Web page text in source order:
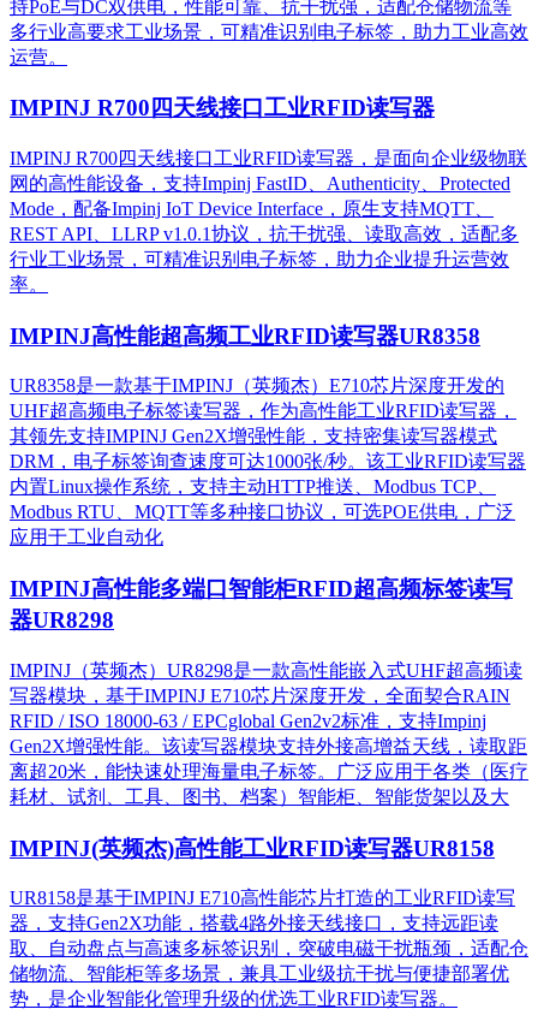
持PoE与DC双供电，性能可靠、抗干扰强，适配仓储物流等
多行业高要求工业场景，可精准识别电子标签，助力工业高效
运营。​
IMPINJ R700四天线接口工业RFID读写器
IMPINJ R700四天线接口工业RFID读写器，是面向企业级物联
网的高性能设备，支持Impinj FastID、Authenticity、Protected
Mode，配备Impinj IoT Device Interface，原生支持MQTT、
REST API、LLRP v1.0.1协议，抗干扰强、读取高效，适配多
行业工业场景，可精准识别电子标签，助力企业提升运营效
率。
IMPINJ高性能超高频工业RFID读写器UR8358
UR8358是一款基于IMPINJ（英频杰）E710芯片深度开发的
UHF超高频电子标签读写器，作为高性能工业RFID读写器，
其领先支持IMPINJ Gen2X增强性能，支持密集读写器模式
DRM，电子标签询查速度可达1000张/秒。该工业RFID读写器
内置Linux操作系统，支持主动HTTP推送、Modbus TCP、
Modbus RTU、MQTT等多种接口协议，可选POE供电，广泛
应用于工业自动化
IMPINJ高性能多端口智能柜RFID超高频标签读写
器UR8298
IMPINJ（英频杰）UR8298是一款高性能嵌入式UHF超高频读
写器模块，基于IMPINJ E710芯片深度开发，全面契合RAIN
RFID / ISO 18000-63 / EPCglobal Gen2v2标准，支持Impinj
Gen2X增强性能。该读写器模块支持外接高增益天线，读取距
离超20米，能快速处理海量电子标签。广泛应用于各类（医疗
耗材、试剂、工具、图书、档案）智能柜、智能货架以及大
IMPINJ(英频杰)高性能工业RFID读写器UR8158
UR8158是基于IMPINJ E710高性能芯片打造的工业RFID读写
器，支持Gen2X功能，搭载4路外接天线接口，支持远距读
取、自动盘点与高速多标签识别，突破电磁干扰瓶颈，适配仓
储物流、智能柜等多场景，兼具工业级抗干扰与便捷部署优
势，是企业智能化管理升级的优选工业RFID读写器。